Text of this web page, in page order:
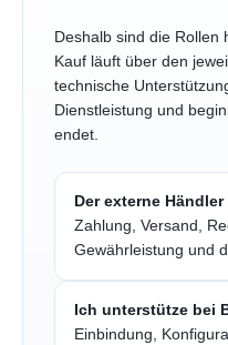
Deshalb sind die Rollen
Kauf läuft über den
technische
Dienstleistung und
endet.
Der externe
Zahlung, Versand,
Gewährleistung und
Ich unterstütze bei
Einbindung,